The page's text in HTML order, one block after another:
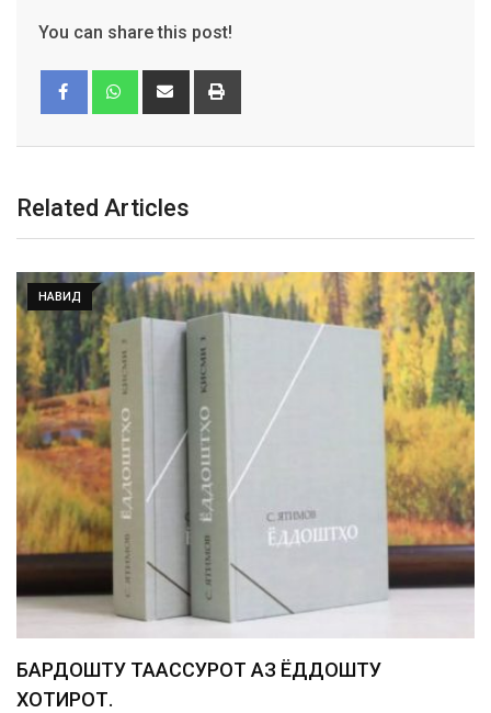
You can share this post!
Related Articles
НАВИД
БАРДОШТУ ТААССУРОТ АЗ ЁДДОШТУ
ХОТИРОТ.